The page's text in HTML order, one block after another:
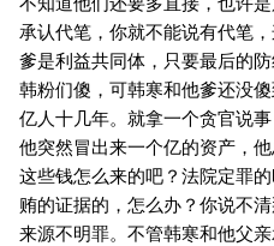
承认代笔，你就不能说有代笔
爹是利益共同体，只要最后的
韩粉们傻，可韩寒和他爹还没
亿人十几年。就拿一个贪官说
他突然冒出来一个亿的资产，
这些钱怎么来的吧？法院定罪
贿的证据的，怎么办？你说不
来源不明罪。不管韩寒和他父